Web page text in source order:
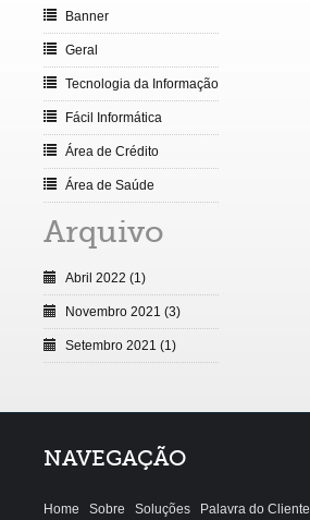
Banner
Geral
Tecnologia da Informação
Fácil Informática
Área de Crédito
Área de Saúde
Arquivo
Abril 2022 (1)
Novembro 2021 (3)
Setembro 2021 (1)
NAVEGAÇÃO
Home Sobre Soluções Palavra do Cliente